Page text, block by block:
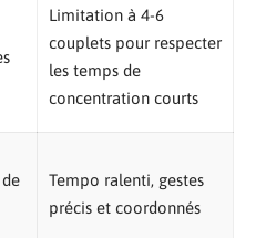
Limitation à 4-6
couplets pour respecter
les temps de
concentration courts
Tempo ralenti, gestes
précis et coordonnés